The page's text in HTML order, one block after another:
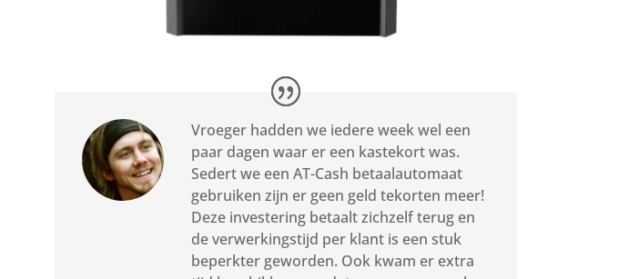
Vroeger hadden we iedere week wel een
paar dagen waar er een kastekort was.
Sedert we een AT-Cash betaalautomaat
gebruiken zijn er geen geld tekorten meer!
Deze investering betaalt zichzelf terug en
de verwerkingstijd per klant is een stuk
beperkter geworden. Ook kwam er extra